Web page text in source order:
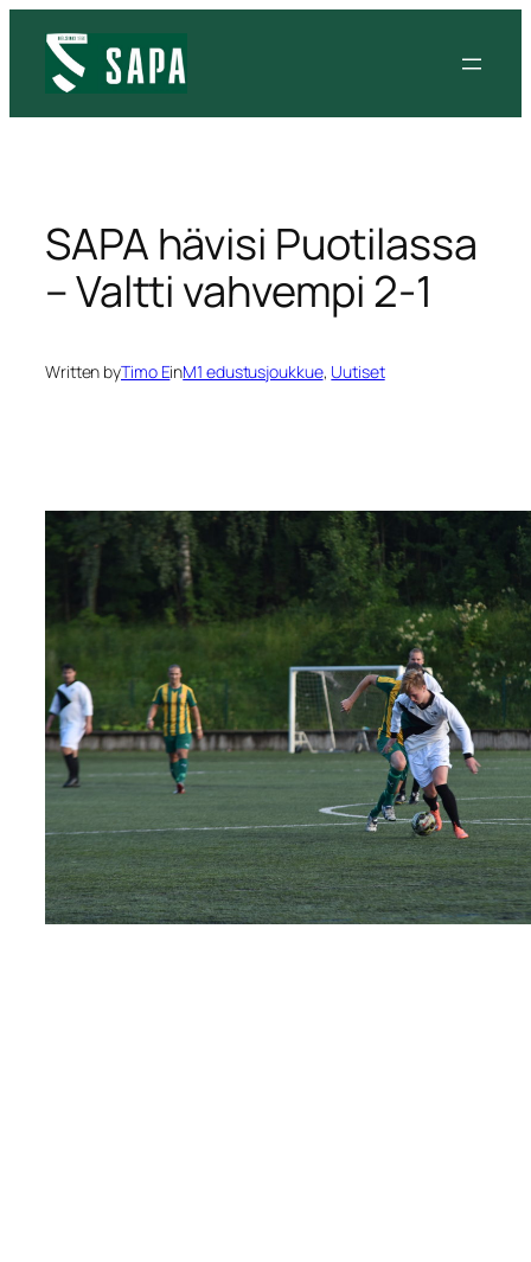
sisältöön
SAPA hävisi Puotilassa
– Valtti vahvempi 2-1
Written byTimo EinM1 edustusjoukkue, Uutiset